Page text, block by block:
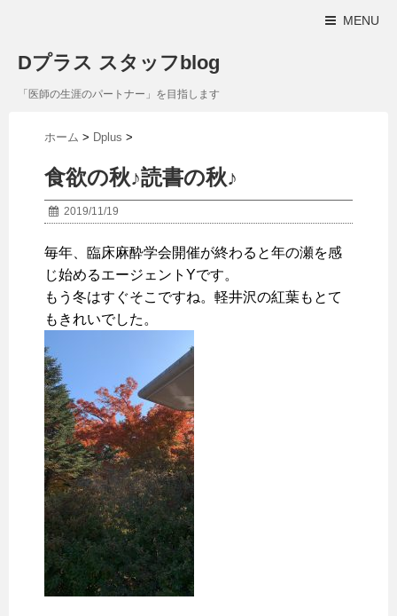
MENU
Dプラス スタッフblog
「医師の生涯のパートナー」を目指します
ホーム > Dplus >
食欲の秋♪読書の秋♪
2019/11/19
毎年、臨床麻酔学会開催が終わると年の瀬を感
じ始めるエージェントYです。
もう冬はすぐそこですね。軽井沢の紅葉もとて
もきれいでした。